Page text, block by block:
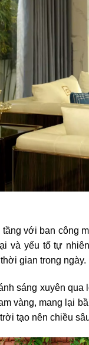
tầng với ban công
và yếu tố tự
gian trong ngày.
sáng xuyên
vàng, mang lại
tạo nên chiều